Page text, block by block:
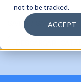
not to be tracked.
ACCEPT
SA-12R / SA-16R